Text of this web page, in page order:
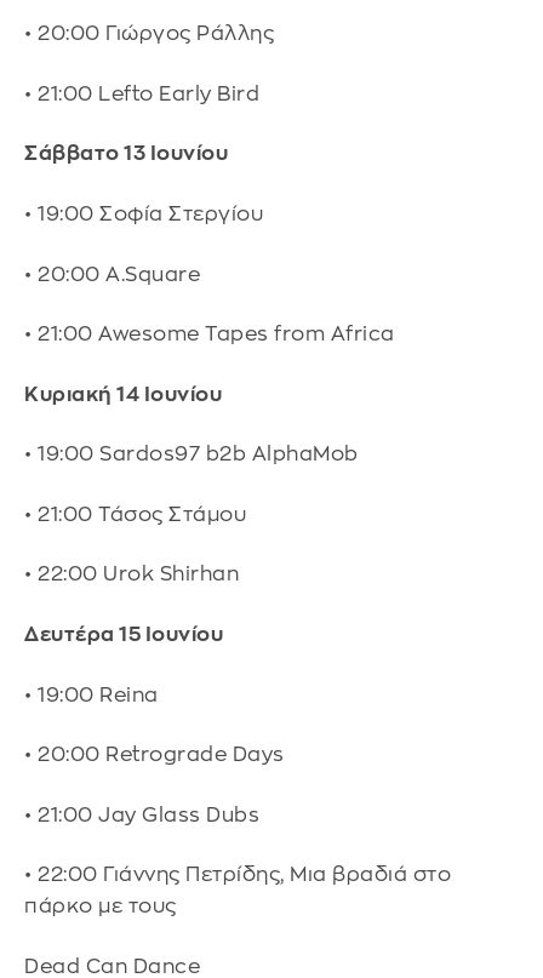
• 20:00 Γιώργος Ράλλης
• 21:00 Lefto Early Bird
Σάββατο 13 Ιουνίου
• 19:00 Σοφία Στεργίου
• 20:00 A.Square
• 21:00 Awesome Tapes from Africa
Κυριακή 14 Ιουνίου
• 19:00 Sardos97 b2b AlphaMob
• 21:00 Τάσος Στάμου
• 22:00 Urok Shirhan
Δευτέρα 15 Ιουνίου
• 19:00 Reina
• 20:00 Retrograde Days
• 21:00 Jay Glass Dubs
• 22:00 Γιάννης Πετρίδης, Μια βραδιά στο
πάρκο με τους
Dead Can Dance